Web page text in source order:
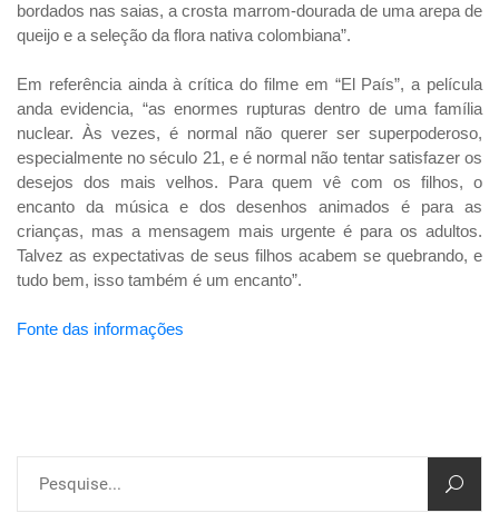
bordados nas saias, a crosta marrom-dourada de uma arepa de
queijo e a seleção da flora nativa colombiana”.
Em referência ainda à crítica do filme em “El País”, a película
anda evidencia, “as enormes rupturas dentro de uma família
nuclear. Às vezes, é normal não querer ser superpoderoso,
especialmente no século 21, e é normal não tentar satisfazer os
desejos dos mais velhos. Para quem vê com os filhos, o
encanto da música e dos desenhos animados é para as
crianças, mas a mensagem mais urgente é para os adultos.
Talvez as expectativas de seus filhos acabem se quebrando, e
tudo bem, isso também é um encanto”.
Fonte das informações